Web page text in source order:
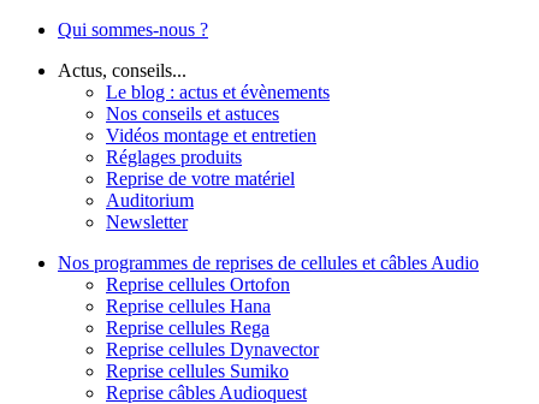
Qui sommes-nous ?
Actus, conseils...
Le blog : actus et évènements
Nos conseils et astuces
Vidéos montage et entretien
Réglages produits
Reprise de votre matériel
Auditorium
Newsletter
Nos programmes de reprises de cellules et câbles Audio
Reprise cellules Ortofon
Reprise cellules Hana
Reprise cellules Rega
Reprise cellules Dynavector
Reprise cellules Sumiko
Reprise câbles Audioquest